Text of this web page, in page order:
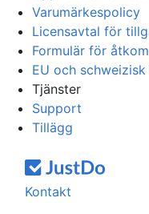
Varumärkespolicy
Licensavtal för
Formulär för
EU och
Tjänster
Support
Tillägg
Kontakt